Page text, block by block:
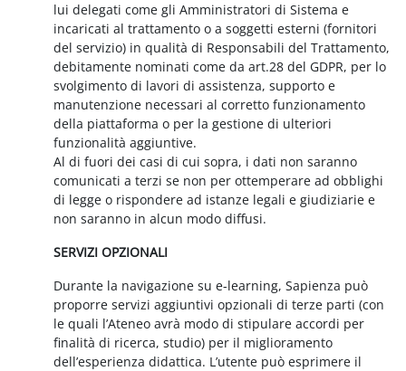
lui delegati come gli Amministratori di Sistema e
incaricati al trattamento o a soggetti esterni (fornitori
del servizio) in qualità di Responsabili del Trattamento,
debitamente nominati come da art.28 del GDPR, per lo
svolgimento di lavori di assistenza, supporto e
manutenzione necessari al corretto funzionamento
della piattaforma o per la gestione di ulteriori
funzionalità aggiuntive.
Al di fuori dei casi di cui sopra, i dati non saranno
comunicati a terzi se non per ottemperare ad obblighi
di legge o rispondere ad istanze legali e giudiziarie e
non saranno in alcun modo diffusi.
SERVIZI OPZIONALI
Durante la navigazione su e-learning, Sapienza può
proporre servizi aggiuntivi opzionali di terze parti (con
le quali l’Ateneo avrà modo di stipulare accordi per
finalità di ricerca, studio) per il miglioramento
dell’esperienza didattica. L’utente può esprimere il